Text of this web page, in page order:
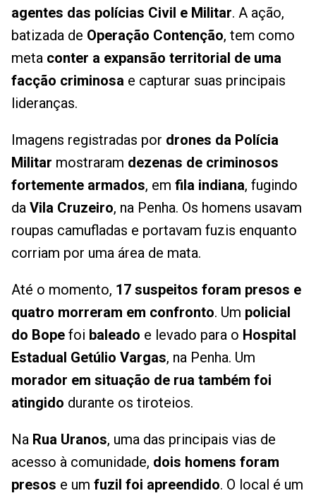
agentes das polícias Civil e Militar. A ação,
batizada de Operação Contenção, tem como
meta conter a expansão territorial de uma
facção criminosa e capturar suas principais
lideranças.
Imagens registradas por drones da Polícia
Militar mostraram dezenas de criminosos
fortemente armados, em fila indiana, fugindo
da Vila Cruzeiro, na Penha. Os homens usavam
roupas camufladas e portavam fuzis enquanto
corriam por uma área de mata.
Até o momento, 17 suspeitos foram presos e
quatro morreram em confronto. Um policial
do Bope foi baleado e levado para o Hospital
Estadual Getúlio Vargas, na Penha. Um
morador em situação de rua também foi
atingido durante os tiroteios.
Na Rua Uranos, uma das principais vias de
acesso à comunidade, dois homens foram
presos e um fuzil foi apreendido. O local é um